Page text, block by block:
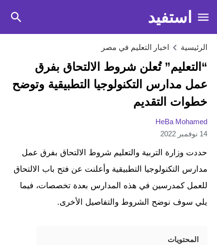
استفيد
الرئيسية اخبار التعليم في مصر
“التعليم” تُعلن شروط الالتحاق بفرق
عمل مدارس التكنولوجيا التطبيقية وتوضح
خطوات التقديم
HeBa Mohamed
14 نوفمبر 2022
حددت وزارة التربية والتعليم شروط الالتحاق بفرق عمل
مدارس التكنولوجيا التطبيقية وأعلنت عن فتح باب الالتحاق
للعمل كمدرسين في هذه المدارس بعدة تخصصات، فيما
يلي سوف نوضح الشروط والتفاصيل الأخرى.
المحتويات